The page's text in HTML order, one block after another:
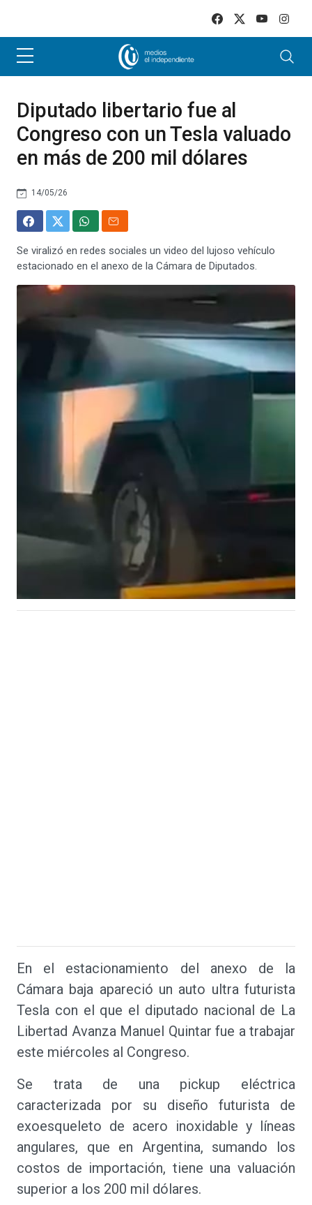
Diputado libertario fue al
Congreso con un Tesla valuado
en más de 200 mil dólares
14/05/26
Se viralizó en redes sociales un video del lujoso vehículo
estacionado en el anexo de la Cámara de Diputados.
En el estacionamiento del anexo de la
Cámara baja apareció un auto ultra futurista
Tesla con el que el diputado nacional de La
Libertad Avanza Manuel Quintar fue a trabajar
este miércoles al Congreso.
Se trata de una pickup eléctrica
caracterizada por su diseño futurista de
exoesqueleto de acero inoxidable y líneas
angulares, que en Argentina, sumando los
costos de importación, tiene una valuación
superior a los 200 mil dólares.